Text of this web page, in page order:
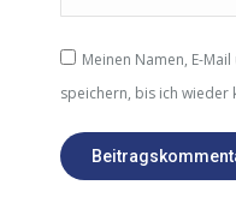
Meinen Namen, E-
speichern, bis ich wieder